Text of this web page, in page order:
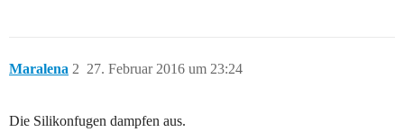
Maralena 27. Februar 2016 um 23:24
2
Die Silikonfugen dampfen aus.